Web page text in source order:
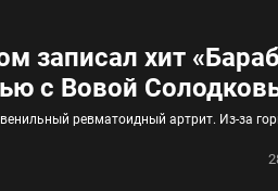
записал хит
с Вовой
ревматоидный артрит. Из-за